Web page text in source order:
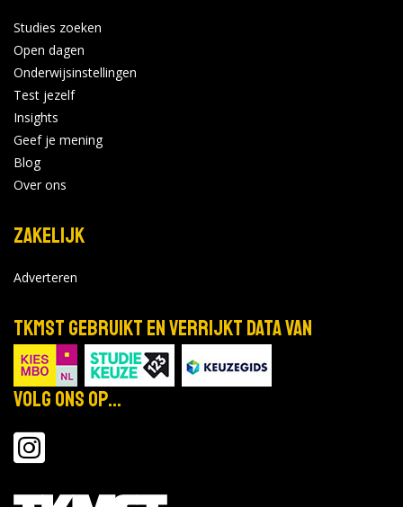
Studies zoeken
Open dagen
Onderwijsinstellingen
Test jezelf
Insights
Geef je mening
Blog
Over ons
Zakelijk
Adverteren
TKMST gebruikt en verrijkt data van
Volg ons op...